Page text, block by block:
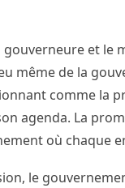
et le
même de la
comme la
agenda. La
où chaque
le